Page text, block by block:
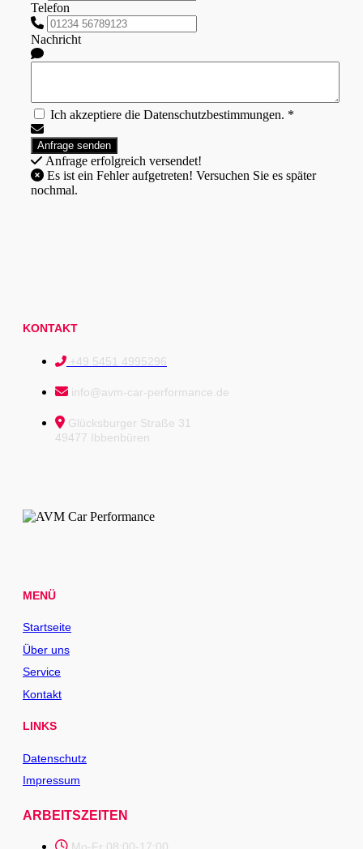
Telefon
Nachricht
Ich akzeptiere die Datenschutzbestimmungen. *
Anfrage erfolgreich versendet!
nochmal.
KONTAKT
+49 5451 4995296
info@avm-car-performance.de
Glücksburger Straße 31
49477 Ibbenbüren
MENÜ
Startseite
Über uns
Service
Kontakt
LINKS
Datenschutz
Impressum
ARBEITSZEITEN
Mo-Fr 08:00-17:00